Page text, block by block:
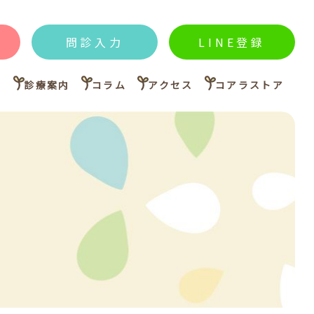
問診入力 LINE登録
診療案内 コラム アクセス コアラストア